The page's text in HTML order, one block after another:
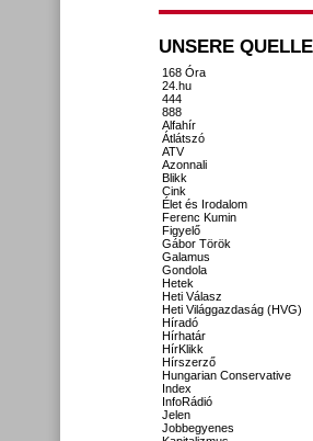
UNSERE
168 Óra
24.hu
444
888
Alfahír
Átlátszó
ATV
Azonnali
Blikk
Cink
Élet és Irodalom
Ferenc Kumin
Figyelő
Gábor Török
Galamus
Gondola
Hetek
Heti Válasz
Heti Világgazdaság (HVG)
Híradó
Hírhatár
HírKlikk
Hírszerző
Hungarian Conservative
Index
InfoRádió
Jelen
Jobbegyenes